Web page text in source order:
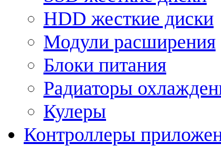
HDD жесткие диски
Модули расширения
Блоки питания
Радиаторы
Кулеры
Контроллеры